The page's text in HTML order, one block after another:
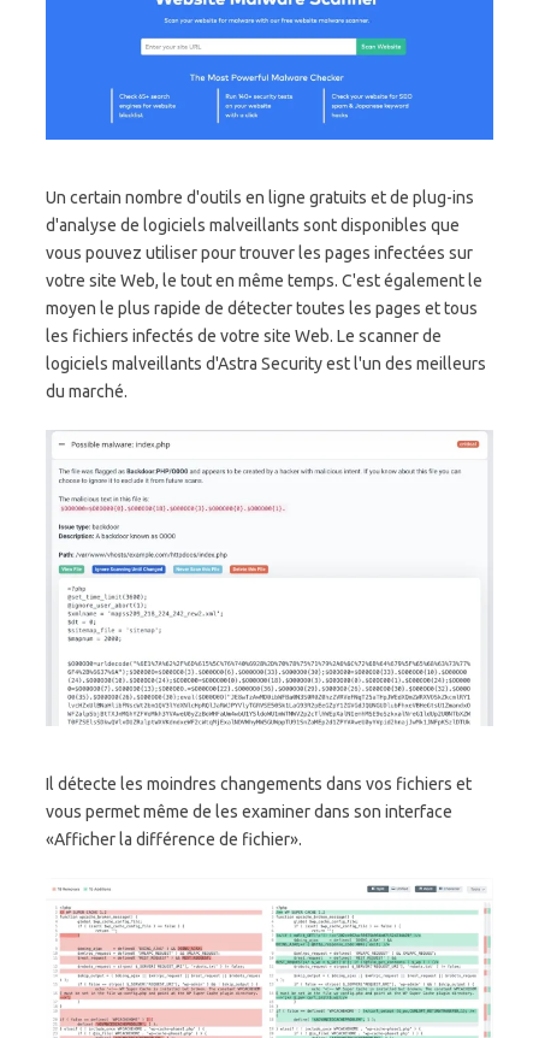
Un certain nombre d'outils en ligne gratuits et de plug-ins
d'analyse de logiciels malveillants sont disponibles que
vous pouvez utiliser pour trouver les pages infectées sur
votre site Web, le tout en même temps. C'est également le
moyen le plus rapide de détecter toutes les pages et tous
les fichiers infectés de votre site Web. Le scanner de
logiciels malveillants d'Astra Security est l'un des meilleurs
du marché.
Il détecte les moindres changements dans vos fichiers et
vous permet même de les examiner dans son interface
«Afficher la différence de fichier».